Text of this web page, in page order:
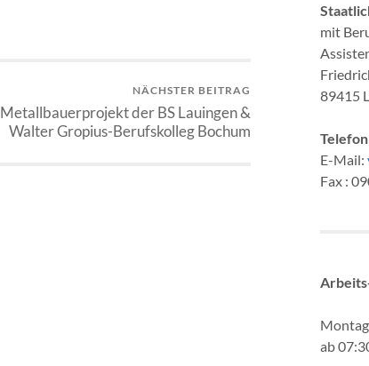
NÄCHSTER BEITRAG
Metallbauerprojekt der BS Lauingen &
Walter Gropius-Berufskolleg Bochum
mit
89415
E-Mail:
Fax :
ab